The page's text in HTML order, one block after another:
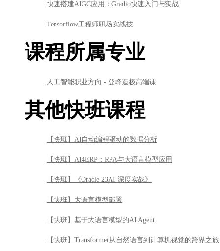
快速搭建AIGC应用：Gradio快速入门与实战
Tensorflow工程师职场实战技
课程所属专业
人工智能职业方向 - 登峰造极高端课
其他快班课程
【快班】AI自动编程驱动的数据分析
【快班】AI4ERP：RPA与大语言模型应用
【快班】《Oracle 23AI 深度实战》
【快班】大语言模型部署
【快班】基于大语言模型的AI Agent
【快班】Transformer从自然语言到计算机视觉的跨界之旅